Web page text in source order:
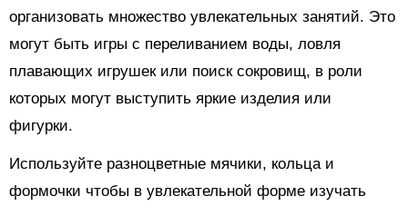
организовать множество увлекательных занятий. Это
могут быть игры с переливанием воды, ловля
плавающих игрушек или поиск сокровищ, в роли
которых могут выступить яркие изделия или
фигурки.
Используйте разноцветные мячики, кольца и
формочки чтобы в увлекательной форме изучать